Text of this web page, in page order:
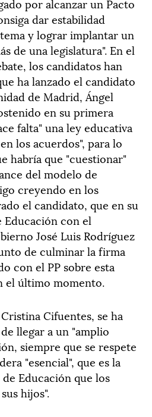
por alcanzar un Pacto
dar estabilidad
y lograr implantar un
de una legislatura". En el
los candidatos han
ha lanzado el candidato
de Madrid, Ángel
en su primera
falta" una ley educativa
los acuerdos", para lo
habría que "cuestionar"
del modelo de
creyendo en los
el candidato, que en su
con el
José Luis Rodríguez
de culminar la firma
con el PP sobre esta
el último momento.
Cifuentes, se ha
llegar a un "amplio
siempre que se respete
"esencial", que es la
Educación que los
hijos".